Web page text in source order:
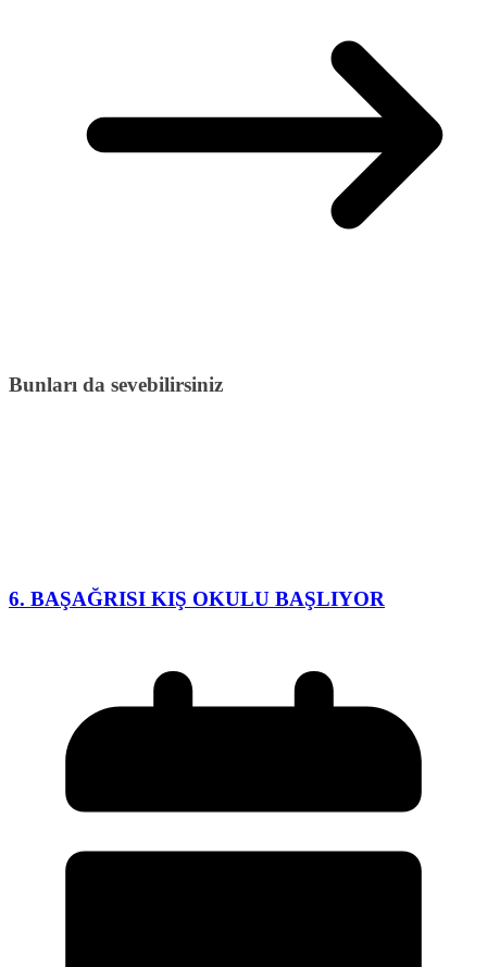
Bunları da sevebilirsiniz
6. BAŞAĞRISI KIŞ OKULU BAŞLIYOR